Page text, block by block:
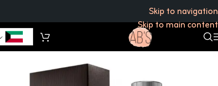
Skip to navigation
Skip to main content